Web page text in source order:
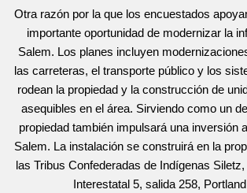
Otra razón por la que los encuestados
importante oportunidad de modernizar la
Salem. Los planes incluyen
las carreteras, el transporte público y los
rodean la propiedad y la construcción de
asequibles en el área. Sirviendo como un
propiedad también impulsará una inversión
Salem. La instalación se construirá en la
las Tribus Confederadas de Indígenas
Interestatal 5, salida 258,